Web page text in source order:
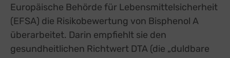
Europäische Behörde für Lebensmittelsicherheit
(EFSA) die Risikobewertung von Bisphenol A
überarbeitet. Darin empfiehlt sie den
gesundheitlichen Richtwert DTA (die „duldbare